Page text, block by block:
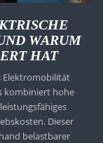
WARUM
HAT
Elektromobilität
kombiniert hohe
Dieser
belastbarer